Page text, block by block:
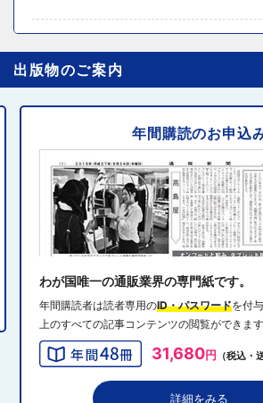
4
元ディノスの石川森生氏、ECのプロ
共助型ネットワーク組織立ち上げ
2024年10月31日 14:10
消費者庁、美容液通販に特定商取引
停止命令
2024年10月31日 14:32
り込み
2024年10月31日 13:40
QVCジャパンがゾゾと”コーデ対決”
出版物のご案内
年間購読のお申込
わが国唯一の通販業界の専門紙です。
年間購読者は読者専用のID・パスワードを付
上のすべての記事コンテンツの閲覧ができます
31,680円 （税込・
詳細をみる